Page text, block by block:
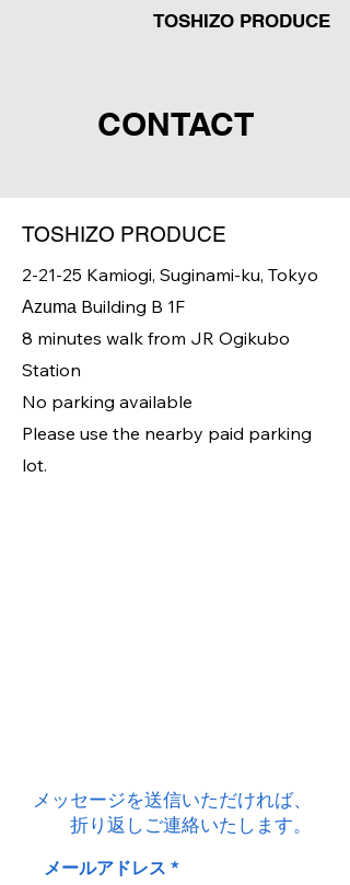
TOSHIZO PRODUCE
CONTACT
TOSHIZO PRODUCE
2-21-25 Kamiogi, Suginami-ku, Tokyo
Azuma Building B 1F
8 minutes walk from JR Ogikubo
Station
No parking available
Please use the nearby paid parking
lot.
メッセージを送信いただければ、
​ 折り返しご連絡いたします。
メールアドレス